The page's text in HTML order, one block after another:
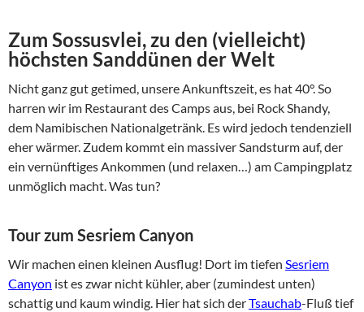
Zum Sossusvlei, zu den (vielleicht)
höchsten Sanddünen der Welt
Nicht ganz gut getimed, unsere Ankunftszeit, es hat 40°. So
harren wir im Restaurant des Camps aus, bei Rock Shandy,
dem Namibischen Nationalgetränk. Es wird jedoch tendenziell
eher wärmer. Zudem kommt ein massiver Sandsturm auf, der
ein vernünftiges Ankommen (und relaxen…) am Campingplatz
unmöglich macht. Was tun?
Tour zum Sesriem Canyon
Wir machen einen kleinen Ausflug! Dort im tiefen Sesriem
Canyon ist es zwar nicht kühler, aber (zumindest unten)
schattig und kaum windig. Hier hat sich derTsauchab-Fluß tief